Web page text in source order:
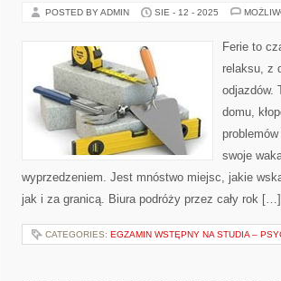
POSTED BY ADMIN SIE - 12 - 2025
Ferie to
relaksu, z
odjazdów.
domu,
swoje
wyprzedzeniem. Jest mnóstwo miejsc, jakie
jak i za granicą. Biura podróży przez cały rok […]
CATEGORIES: EGZAMIN WSTĘPNY NA STUDIA –